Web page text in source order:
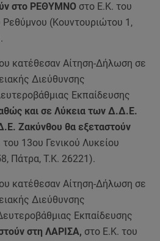
στο ΡΕΘΥΜΝΟ στο Ε.Κ. του
Ρεθύμνου (Κουντουριώτου 1,
κατέθεσαν Αίτηση-Δήλωση σε
Διεύθυνσης
Εκπαίδευσης
και σε Λύκεια των Δ.Δ.Ε.
Ζακύνθου θα εξεταστούν
13ου Γενικού Λυκείου
Πάτρα, Τ.Κ. 26221).
κατέθεσαν Αίτηση-Δήλωση σε
Διεύθυνσης
Εκπαίδευσης
στη ΛΑΡΙΣΑ, στο Ε.Κ. του